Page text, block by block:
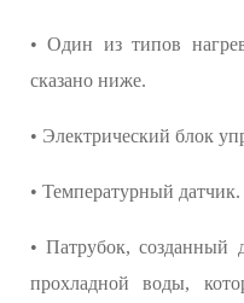
• Один из типов
сказано ниже.
• Электрический блок
• Температурный датчик.
• Патрубок, созданный
прохладной воды,